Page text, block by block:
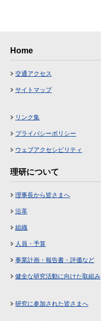
Home
交通アクセス
サイトマップ
リンク集
プライバシーポリシー
ウェブアクセシビリティ
理研について
理事長から皆さまへ
沿革
組織
人員・予算
事業計画・報告書・評価など
健全な研究活動に向けた取組み
研究に参加された皆さまへ